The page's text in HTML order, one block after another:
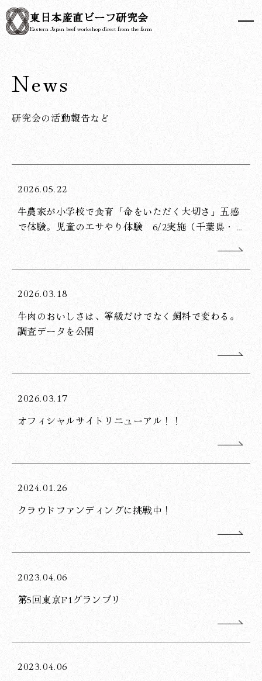
東日本産直ビーフ研究会
Eastern Japan beef workshop direct from the farm
News
研究会の活動報告など
2026.05.22
牛農家が小学校で食育「命をいただく大切さ」五感
で体験。児童のエサやり体験 6/2実施（千葉県・旭
2026.03.18
牛肉のおいしさは、等級だけでなく飼料で変わる。
調査データを公開
2026.03.17
オフィシャルサイトリニューアル！！
2024.01.26
クラウドファンディングに挑戦中！
2023.04.06
第5回東京F1グランプリ
2023.04.06